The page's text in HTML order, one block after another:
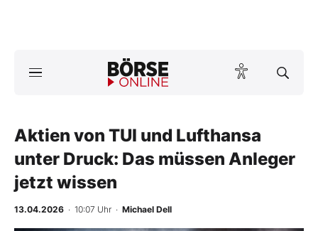
Anlageprodukte
Finanz-Check
Abo & Shop
Aktien von TUI und Lufthansa
unter Druck: Das müssen Anleger
jetzt wissen
13.04.2026 · 10:07 Uhr · Michael Dell